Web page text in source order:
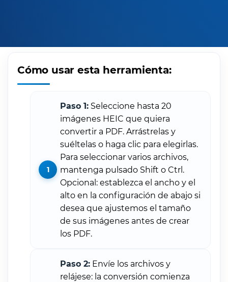
Cómo usar esta herramienta:
Paso 1: Seleccione hasta 20
imágenes HEIC que quiera
convertir a PDF. Arrástrelas y
suéltelas o haga clic para elegirlas.
Para seleccionar varios archivos,
mantenga pulsado Shift o Ctrl.
Opcional: establezca el ancho y el
alto en la configuración de abajo si
desea que ajustemos el tamaño
de sus imágenes antes de crear
los PDF.
Paso 2: Envíe los archivos y
relájese: la conversión comienza